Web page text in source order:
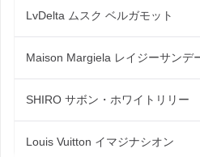
LvDelta ムスク ベルガモット
Maison Margiela レイジーサンデ
SHIRO サボン・ホワイトリリー
Louis Vuitton イマジナシオン